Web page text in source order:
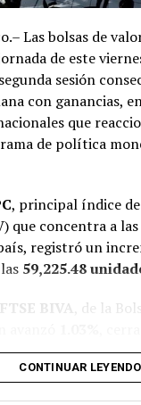
subirá de
graduales que
aplicará también
artesanales, en
32%. Según cifras
provoca cada
en México
EPOC y
con
consumo masivo,
a otros sectores:
Las bolsas de
de este
sesión
con ganancias,
que
de política
, principal índice
que concentra a
registró un
59,225.48
FTSE BIVA
, de la
CONTINUAR LEYENDO